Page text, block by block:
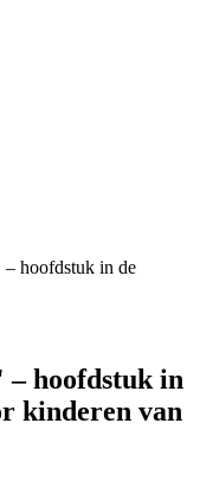
hoofdstuk in de
hoofdstuk in
kinderen van